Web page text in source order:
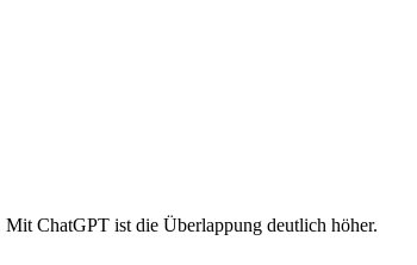
ChatGPT ist die Überlappung deutlich höher.